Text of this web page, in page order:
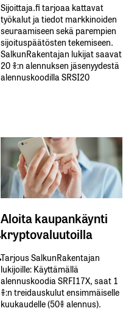
Sijoittaja.fi tarjoaa kattavat
työkalut ja tiedot markkinoiden
seuraamiseen sekä parempien
sijoituspäätösten tekemiseen.
SalkunRakentajan lukijat saavat
20 %:n alennuksen jäsenyydestä
alennuskoodilla SRSI20
Aloita kaupankäynti
kryptovaluutoilla
Tarjous SalkunRakentajan
lukijoille: Käyttämällä​ ​
alennuskoodia​ ​SRFI17X,​ ​saat​ ​1
%:n treidauskulut​ ​ensimmäiselle​ ​
kuukaudelle​ ​(50%​ ​alennus).